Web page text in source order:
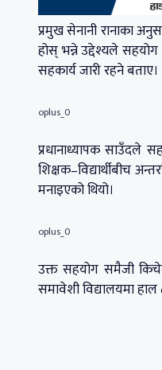
प्रमुख सेनानी रानाका
होस् भन्ने उद्देश्यले सहयोग
सहकार्य जारी रहने बताए।
oplus_0
प्रधानाध्यापक साउँदले
शिक्षक–विद्यार्थीबीच
मनाइएको थियो।
oplus_0
उक्त सहयोग समैजी किचेन
समावेशी विद्यालयमा